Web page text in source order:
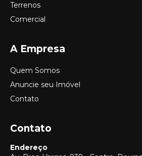
Terrenos
Comercial
A Empresa
Quem Somos
Anuncie seu Imóvel
Contato
Contato
Endereço